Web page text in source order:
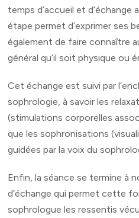
temps d’accueil et
étape permet d’exprimer ses
également de faire connaître
général qu’il soit physique ou
Cet échange est suivi par
sophrologie, à savoir les
(stimulations corporelles
que les sophronisations
guidées par la voix du
Enfin, la séance se termine à
d’échange qui permet cette
sophrologue les ressentis